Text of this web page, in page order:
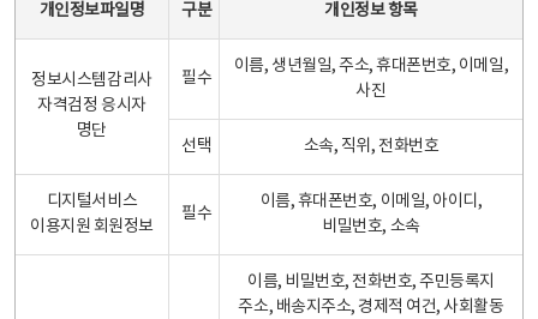
개인정보파일명 구분 개인정보 항목
정보시스템감리사
자격검정 응시자
명단
필수
이름, 생년월일, 주소, 휴대폰번호, 이메일,
사진
선택 소속, 직위, 전화번호
디지털서비스
이용지원 회원정보
필수
이름, 휴대폰번호, 이메일, 아이디,
비밀번호, 소속
이름, 비밀번호, 전화번호, 주민등록지
주소, 배송지주소, 경제적 여건, 사회활동